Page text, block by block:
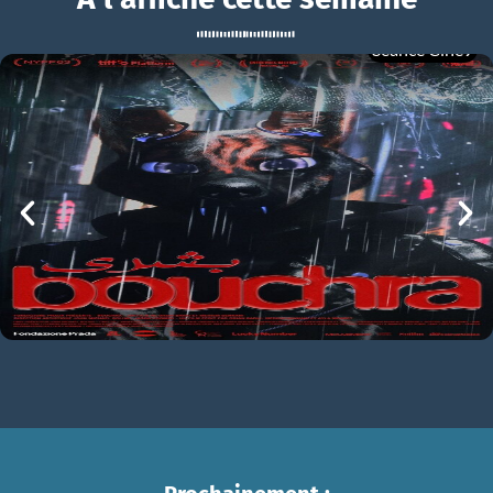
Un monde
Un monde Bande-annonce VF
BOUCHRA
mer 05/08
21h00